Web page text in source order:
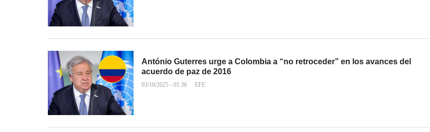
António Guterres urge a Colombia a “no retroceder” en los avances del
acuerdo de paz de 2016
03/10/2025 - 01:36 EFE